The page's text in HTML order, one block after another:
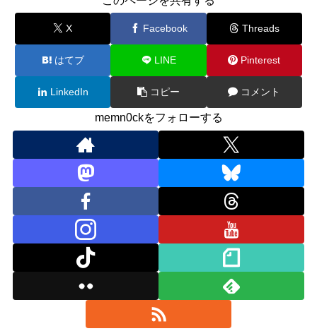
X Facebook Threads
はてブ LINE Pinterest
LinkedIn コピー コメント
memn0ckをフォローする